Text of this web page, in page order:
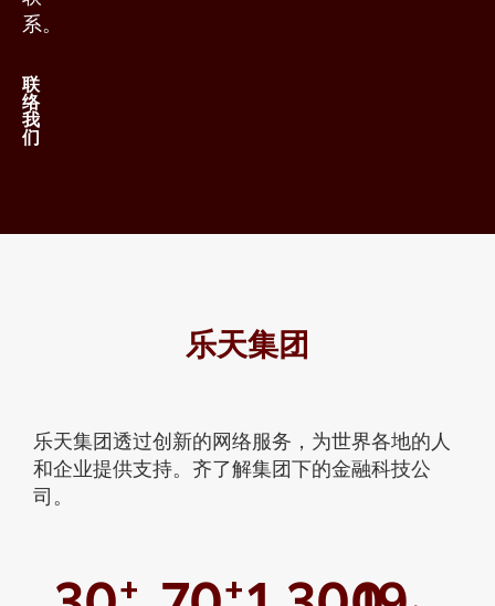
系。
联
络
我
们
乐天集团
乐天集团透过创新的网络服务，为世界各地的人
和企业提供支持。齐了解集团下的金融科技公
司。
+ +